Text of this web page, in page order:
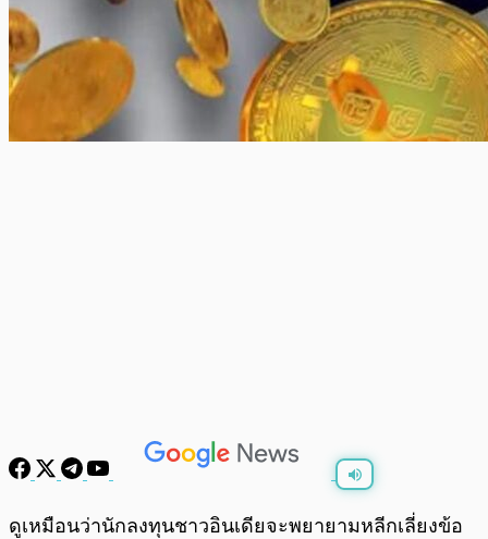
พร้อมเล่น 0:00 /0:00
ดูเหมือนว่านักลงทุนชาวอินเดียจะพยายามหลีกเลี่ยงข้อ